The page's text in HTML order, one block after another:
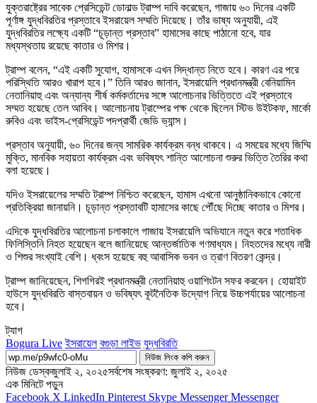
যুক্তরাষ্ট্রের সাবেক প্রেসিডেন্ট ডোনাল্ড ট্রাম্প দাবি করেছেন, গাজায় ৬০ দিনের একটি
পূর্ণাঙ্গ যুদ্ধবিরতির প্রস্তাবে ইসরায়েল সম্মতি দিয়েছে। তাঁর ভাষ্য অনুযায়ী, এই
যুদ্ধবিরতির লক্ষ্যে একটি “চূড়ান্ত প্রস্তাব” হামাসের কাছে পাঠানো হবে, যার
মধ্যস্থতায় রয়েছে কাতার ও মিশর।
ট্রাম্প বলেন, “এই একটি সুযোগ, হামাসকে এখন সিদ্ধান্ত নিতে হবে। কারণ এর পরে
পরিস্থিতি আরও খারাপ হবে।” তিনি আরও জানান, ইসরায়েলি প্রধানমন্ত্রী বেনিয়ামিন
নেতানিয়াহু এবং অন্যান্য শীর্ষ কর্মকর্তাদের সঙ্গে আলোচনার ভিত্তিতে এই প্রস্তাবে
সম্মত হয়েছে তেল আবিব। আলোচনায় ট্রাম্পের পক্ষ থেকে ছিলেন স্টিভ উইটকফ, মার্কো
রুবিও এবং ভাইস-প্রেসিডেন্ট পদপ্রার্থী জেডি ভ্যান্স।
প্রস্তাব অনুযায়ী, ৬০ দিনের জন্য সামরিক কার্যক্রম বন্ধ থাকবে। এ সময়ের মধ্যে জিম্মি
মুক্তি, মানবিক সহায়তা কার্যক্রম এবং ভবিষ্যৎ শান্তি আলোচনা শুরুর ভিত্তি তৈরির কথা
বলা হয়েছে।
যদিও ইসরায়েলের সম্মতি ট্রাম্প নিশ্চিত করেছেন, হামাস এখনো আনুষ্ঠানিকভাবে কোনো
প্রতিক্রিয়া জানায়নি। চূড়ান্ত প্রস্তাবটি হামাসের কাছে পৌঁছে দিচ্ছে কাতার ও মিশর।
এদিকে যুদ্ধবিরতির আলোচনা চলাকালে গাজায় ইসরায়েলি অভিযানে নতুন করে শতাধিক
ফিলিস্তিনি নিহত হয়েছেন বলে জানিয়েছে আন্তর্জাতিক গণমাধ্যম। নিহতদের মধ্যে নারী
ও শিশুর সংখ্যাই বেশি। ধ্বংস হয়েছে বহু আবাসিক ভবন ও ত্রাণ বিতরণ কেন্দ্র।
ট্রাম্প জানিয়েছেন, শিগগিরই প্রধানমন্ত্রী নেতানিয়াহু ওয়াশিংটন সফর করবেন। হোয়াইট
হাউসে যুদ্ধবিরতি বাস্তবায়ন ও ভবিষ্যৎ কূটনৈতিক উদ্যোগ নিয়ে উচ্চপর্যায়ের আলোচনা
হবে।
ট্যাগ
Bogura Live ইসরায়েল বগুড়া লাইভ যুদ্ধবিরতি
নিউজ লিংক কপি করুন
নিউজ ডেস্কজুলাই ২, ২০২৫সর্বশেষ সংষ্করণ: জুলাই ২, ২০২৫
এক মিনিটে পড়ুন
Facebook X LinkedIn Pinterest Skype Messenger Messenger